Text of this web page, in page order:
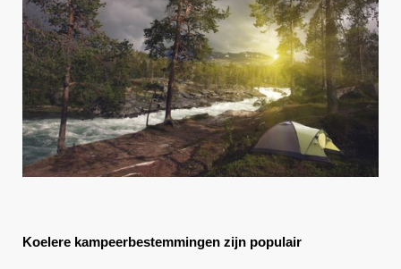
Koelere kampeerbestemmingen zijn populair